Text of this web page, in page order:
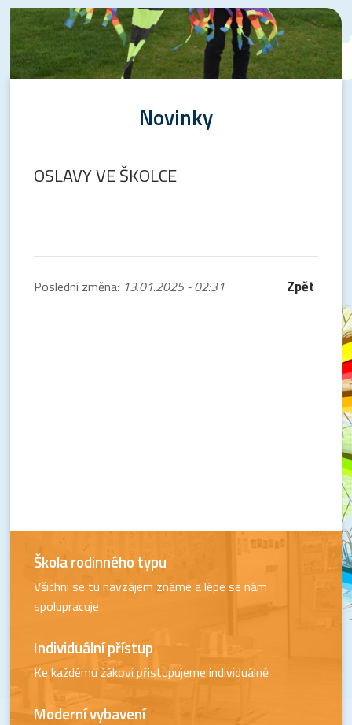
Novinky
OSLAVY VE ŠKOLCE
Poslední změna: 13.01.2025 - 02:31 Zpět
Škola rodinného typu
Všichni se tu navzájem známe a lépe se nám
spolupracuje
Individuální přístup
Ke každému žákovi přistupujeme individuálně
Moderní vybavení